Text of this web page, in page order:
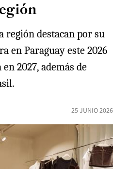
región destacan por su
en Paraguay este 2026
2027, además de
25 JUNIO 2026